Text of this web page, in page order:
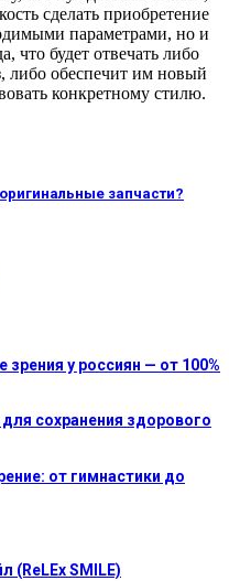
сделать приобретение
параметрами, но и
что будет отвечать либо
либо обеспечит им новый
конкретному стилю.
запчасти?
у россиян — от 100%
сохранения здорового
от гимнастики до
(ReLEx SMILE)